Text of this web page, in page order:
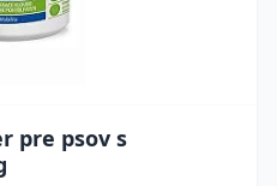
pre psov s